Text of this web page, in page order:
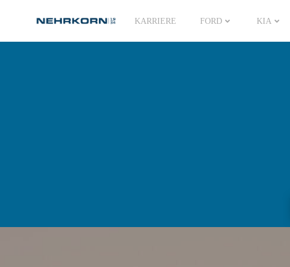
KARRIERE FORD KIA